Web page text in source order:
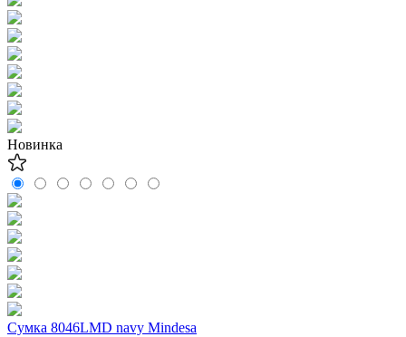
Новинка
Сумка 8046LMD navy Mindesa